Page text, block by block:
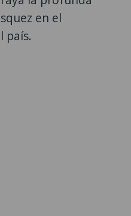
en el
país.